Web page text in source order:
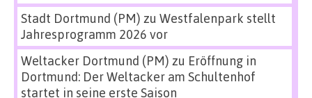
Stadt Dortmund (PM) zu Westfalenpark stellt
Jahresprogramm 2026 vor
Weltacker Dortmund (PM) zu Eröffnung in
Dortmund: Der Weltacker am Schultenhof
startet in seine erste Saison